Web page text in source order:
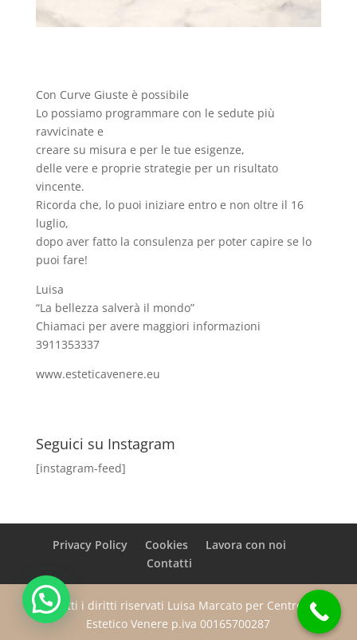
Con Curve Giuste è possibile
Lo possiamo programmare con le sedute più
ravvicinate e
creare su misura e per le tue esigenze,
delle vere e proprie strategie per un risultato
vincente.
Ricorda che, lo puoi iniziare entro e non oltre il 16
luglio,
dopo aver fatto la consulenza per poter capire se lo
puoi fare!
Luisa
“La bellezza salverà il mondo”
Chiamaci per avere maggiori informazioni
3911353337
www.esteticavenere.eu
Seguici su Instagram
[instagram-feed]
Privacy Policy Cookies
Lavora con noi
Contatti
Tutti i diritti riservati Luisa Marcato per Centro
Estetico Venere p.iva 00165700287